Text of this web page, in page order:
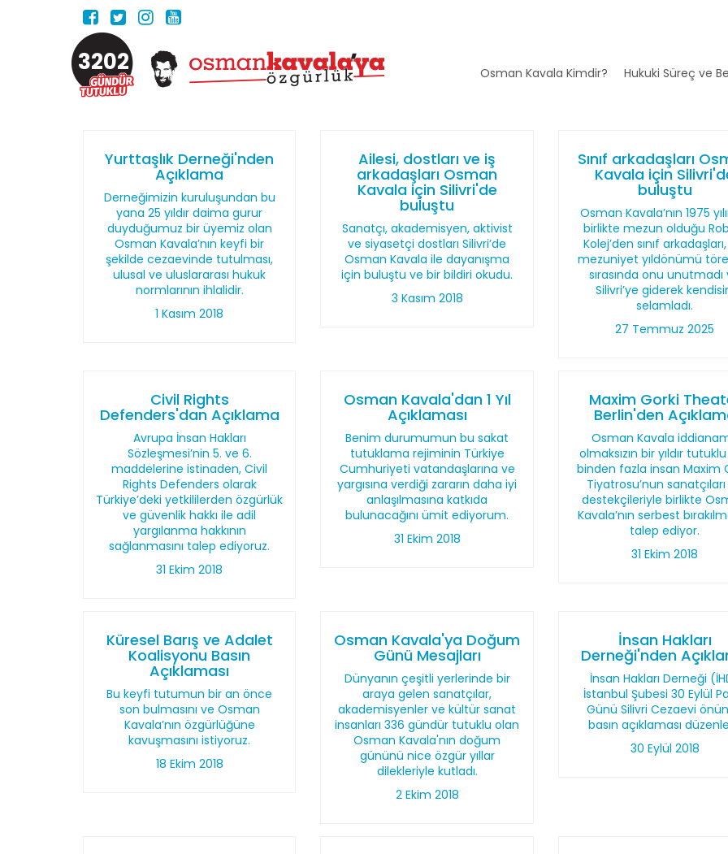
3202 Osman Kavala Kimdir? Hukuki Süreç ve
Yurttaşlık Derneği'nden
Açıklama
Derneğimizin kuruluşundan bu
yana 25 yıldır daima gurur
duyduğumuz bir üyemiz olan
Osman Kavala’nın keyfi bir
şekilde cezaevinde tutulması,
ulusal ve uluslararası hukuk
normlarının ihlalidir.
1 Kasım 2018
Ailesi, dostları ve iş
arkadaşları Osman
Kavala için Silivri'de
buluştu
Sanatçı, akademisyen, aktivist
ve siyasetçi dostları Silivri’de
Osman Kavala ile dayanışma
için buluştu ve bir bildiri okudu.
3 Kasım 2018
Sınıf arkadaşları
Kavala için
buluştu
Osman Kavala’nın 1975
birlikte mezun olduğu
Kolej’den sınıf
mezuniyet yıldönümü
sırasında onu unutmadı
Silivri’ye giderek
selamladı.
27 Temmuz 2025
Civil Rights
Defenders'dan Açıklama
Avrupa İnsan Hakları
Sözleşmesi’nin 5. ve 6.
maddelerine istinaden, Civil
Rights Defenders olarak
Türkiye’deki yetkililerden özgürlük
ve güvenlik hakkı ile adil
yargılanma hakkının
sağlanmasını talep ediyoruz.
31 Ekim 2018
Osman Kavala'dan 1 Yıl
Açıklaması
Benim durumumun bu sakat
tutuklama rejiminin Türkiye
Cumhuriyeti vatandaşlarına ve
yargısına verdiği zararın daha iyi
anlaşılmasına katkıda
bulunacağını ümit ediyorum.
31 Ekim 2018
Maxim Gorki
Berlin'den
Osman Kavala
olmaksızın bir yıldır tutuklu
binden fazla insan Maxim
Tiyatrosu’nun
destekçileriyle birlikte
Kavala’nın serbest
talep ediyor.
31 Ekim 2018
Küresel Barış ve Adalet
Koalisyonu Basın
Açıklaması
Bu keyfi tutumun bir an önce
son bulmasını ve Osman
Kavala’nın özgürlüğüne
kavuşmasını istiyoruz.
18 Ekim 2018
Osman Kavala'ya Doğum
Günü Mesajları
Dünyanın çeşitli yerlerinde bir
araya gelen sanatçılar,
akademisyenler ve kültür sanat
insanları 336 gündür tutuklu olan
Osman Kavala'nın doğum
gününü nice özgür yıllar
dilekleriyle kutladı.
2 Ekim 2018
İnsan Hakları
Derneği'nden
İnsan Hakları Derneği
İstanbul Şubesi 30 Eylül
Günü Silivri Cezaevi
basın açıklaması
30 Eylül 2018